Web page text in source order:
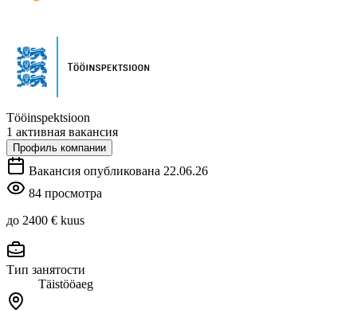
Tööinspektsioon
1 активная вакансия
Профиль компании
Вакансия опубликована 22.06.26
84 просмотра
до 2400 € kuus
Тип занятости
Täistööaeg